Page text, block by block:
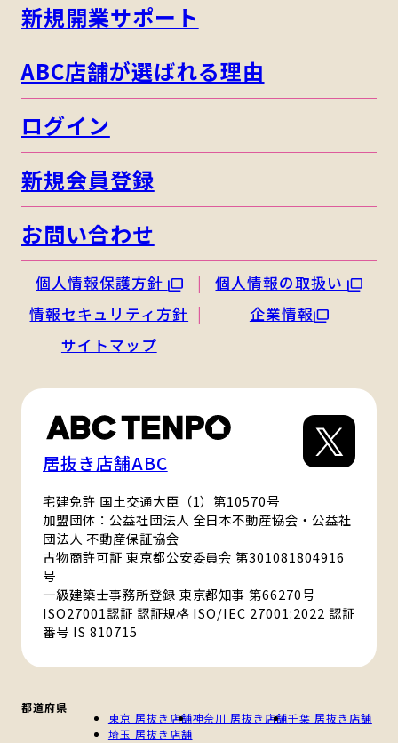
新規開業サポート
ABC店舗が選ばれる理由
ログイン
新規会員登録
お問い合わせ
個人情報保護方針
個人情報の取扱い
情報セキュリティ方針
企業情報
サイトマップ
居抜き店舗ABC
宅建免許 国土交通大臣（1）第10570号
加盟団体：公益社団法人 全日本不動産協会・公益社
団法人 不動産保証協会
古物商許可証 東京都公安委員会 第301081804916
号
一級建築士事務所登録 東京都知事 第66270号
ISO27001認証 認証規格 ISO/IEC 27001:2022 認証
番号 IS 810715
都道府県
東京 居抜き店舗神奈川 居抜き店舗千葉 居抜き店舗
埼玉 居抜き店舗